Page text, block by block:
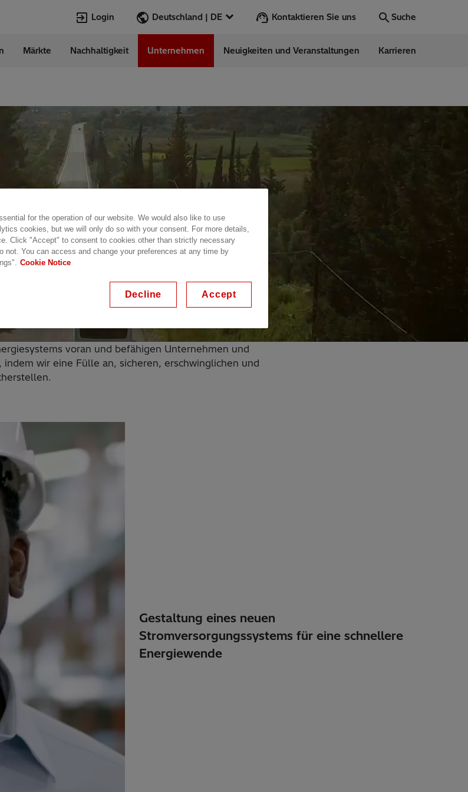
Login Deutschland | DE Kontaktieren Sie uns Suche
Digitalization
Customer Success Stories
Events & Webinars
Renewable Energy
Cybersecurity
Märkte Nachhaltigkeit Unternehmen Neuigkeiten und Veranstaltungen Karrieren
voran und befähigen Unternehmen und
wir eine Fülle an, sicheren, erschwinglichen und
Gestaltung eines neuen
Stromversorgungssystems für eine schnellere
Energiewende
for the operation of our website. We would also like to use
cookies, but we will only do so with your consent. For more details,
Click "Accept" to consent to cookies other than strictly necessary
not. You can access and change your preferences at any time by
Cookie Notice
Decline Accept